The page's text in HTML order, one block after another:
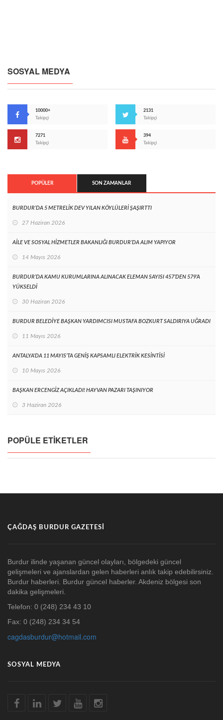
SOSYAL MEDYA
10000+
Takipçi
2131
Takipçi
7271
Takipçi
394
Takipçi
POPÜLER SON ZAMANLAR
BURDUR’DA 5 METRELİK DEV YILAN KÖYLÜLERİ ŞAŞIRTTI
27 Haziran 2026
AİLE VE SOSYAL HİZMETLER BAKANLIĞI BURDUR’DA ALIM YAPIYOR
14 Mayıs 2026
BURDUR’DA KAMU KURUMLARINA ALINACAK ELEMAN SAYISI 457’DEN 579’A
YÜKSELDİ
30 Haziran 2026
BURDUR BELEDİYE BAŞKAN YARDIMCISI MUSTAFA BOZKURT SALDIRIYA UĞRADI
11 Mayıs 2026
ANTALYA’DA 11 MAYIS’TA GENİŞ KAPSAMLI ELEKTRİK KESİNTİSİ
10 Mayıs 2026
BAŞKAN ERCENGİZ AÇIKLADI! HAYVAN PAZARI TAŞINIYOR
3 Haziran 2026
POPÜLE ETIKETLER
ÇAĞDAŞ BURDUR GAZETESI
Burdur ilinde yaşanan güncel olayları, bölgedeki güncel
gelişmeleri ve ajanslardan gelen haberleri anlık takip edebilirsiniz.
Burdur haberleri. Burdur güncel haberler. Akdeniz bölgesi son
dakika gelişmeleri.
Telefon: 0 (248) 234 43 10
Fax: 0 (248) 234 34 54
cagdasburdur@hotmail.com
SOSYAL MEDYA